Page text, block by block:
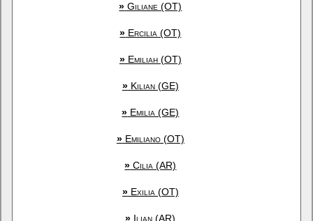
» Giliane (OT)
» Ercilia (OT)
»Emiliah (OT)
»Kilian (GE)
» Emilia (GE)
»Emiliano (OT)
» Cilia (AR)
»Exilia (OT)
» Ilian (AR)